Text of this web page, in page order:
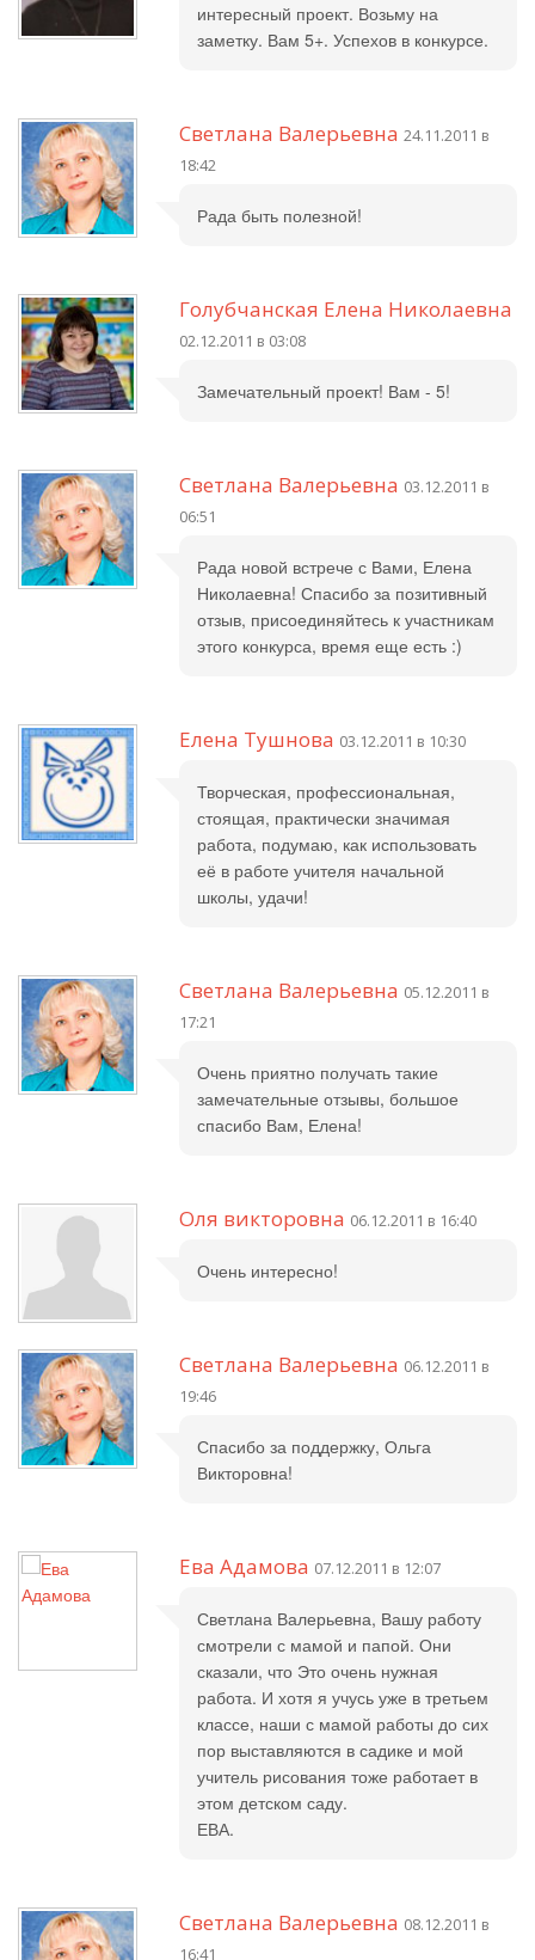
интересный проект. Возьму на
заметку. Вам 5+. Успехов в конкурсе.
Светлана Валерьевна 24.11.2011 в
18:42
Рада быть полезной!
Голубчанская Елена Николаевна
02.12.2011 в 03:08
Замечательный проект! Вам - 5!
Светлана Валерьевна 03.12.2011 в
06:51
Рада новой встрече с Вами, Елена
Николаевна! Спасибо за позитивный
отзыв, присоединяйтесь к участникам
этого конкурса, время еще есть :)
Елена Тушнова 03.12.2011 в 10:30
Творческая, профессиональная,
стоящая, практически значимая
работа, подумаю, как использовать
её в работе учителя начальной
школы, удачи!
Светлана Валерьевна 05.12.2011 в
17:21
Очень приятно получать такие
замечательные отзывы, большое
спасибо Вам, Елена!
Оля викторовна 06.12.2011 в 16:40
Очень интересно!
Светлана Валерьевна 06.12.2011 в
19:46
Спасибо за поддержку, Ольга
Викторовна!
Ева Адамова 07.12.2011 в 12:07
Светлана Валерьевна, Вашу работу
смотрели с мамой и папой. Они
сказали, что Это очень нужная
работа. И хотя я учусь уже в третьем
классе, наши с мамой работы до сих
пор выставляются в садике и мой
учитель рисования тоже работает в
этом детском саду.
ЕВА.
Светлана Валерьевна 08.12.2011 в
16:41